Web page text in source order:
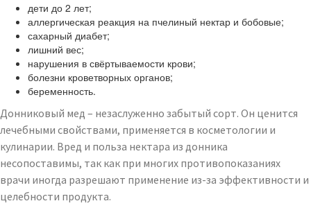
дети до 2 лет;
аллергическая реакция на пчелиный нектар и бобовые;
сахарный диабет;
лишний вес;
нарушения в свёртываемости крови;
болезни кроветворных органов;
беременность.
Донниковый мед – незаслуженно забытый сорт. Он ценится
лечебными свойствами, применяется в косметологии и
кулинарии. Вред и польза нектара из донника
несопоставимы, так как при многих противопоказаниях
врачи иногда разрешают применение из-за эффективности и
целебности продукта.